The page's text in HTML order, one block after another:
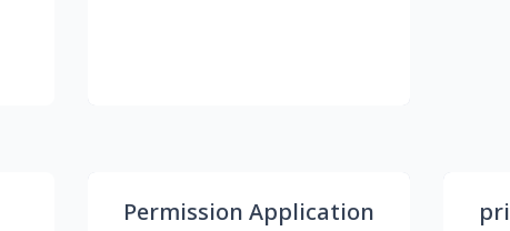
Permission Application